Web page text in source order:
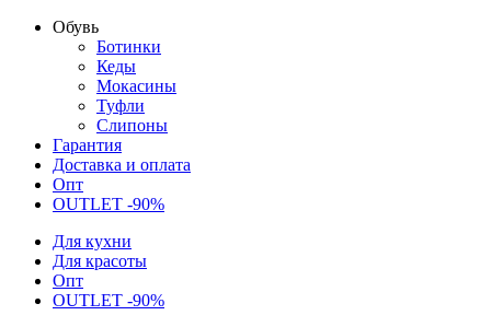
Обувь
Ботинки
Кеды
Мокасины
Туфли
Слипоны
Гарантия
Доставка и оплата
Опт
OUTLET -90%
Для кухни
Для красоты
Опт
OUTLET -90%